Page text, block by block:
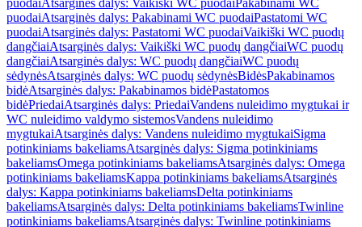
puodaiAtsarginės dalys: Vaikiški WC puodaiPakabinami WC
puodaiAtsarginės dalys: Pakabinami WC puodaiPastatomi WC
puodaiAtsarginės dalys: Pastatomi WC puodaiVaikiški WC puodų
dangčiaiAtsarginės dalys: Vaikiški WC puodų dangčiaiWC puodų
dangčiaiAtsarginės dalys: WC puodų dangčiaiWC puodų
sėdynėsAtsarginės dalys: WC puodų sėdynėsBidėsPakabinamos
bidėAtsarginės dalys: Pakabinamos bidėPastatomos
bidėPriedaiAtsarginės dalys: PriedaiVandens nuleidimo mygtukai ir
WC nuleidimo valdymo sistemosVandens nuleidimo
mygtukaiAtsarginės dalys: Vandens nuleidimo mygtukaiSigma
potinkiniams bakeliamsAtsarginės dalys: Sigma potinkiniams
bakeliamsOmega potinkiniams bakeliamsAtsarginės dalys: Omega
potinkiniams bakeliamsKappa potinkiniams bakeliamsAtsarginės
dalys: Kappa potinkiniams bakeliamsDelta potinkiniams
bakeliamsAtsarginės dalys: Delta potinkiniams bakeliamsTwinline
potinkiniams bakeliamsAtsarginės dalys: Twinline potinkiniams